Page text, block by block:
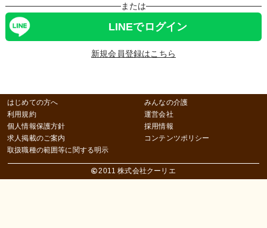
または
LINEでログイン
新規会員登録はこちら
はじめての方へ
利用規約
個人情報保護方針
求人掲載のご案内
取扱職種の範囲等に関する明示
みんなの介護
運営会社
採用情報
コンテンツポリシー
2011 株式会社クーリエ